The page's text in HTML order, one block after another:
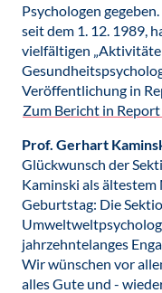
Psychologen
seit dem 1. 12. 1989,
vielfältigen
Veröffentlichung in
Zum Bericht in
Prof. Gerhart
Glückwunsch der
Kaminski als ältestem
Geburtstag: Die
jahrzehntelanges
Wir wünschen vor
alles Gute und -